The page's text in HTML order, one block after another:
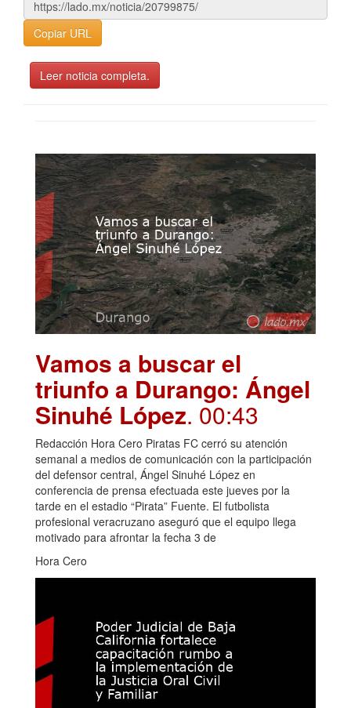
Copiar URL
Leer noticia completa.
Vamos a buscar el
triunfo a Durango: Ángel
Sinuhé López. 00:43
Redacción Hora Cero Piratas FC cerró su atención
semanal a medios de comunicación con la participación
del defensor central, Ángel Sinuhé López en
conferencia de prensa efectuada este jueves por la
tarde en el estadio “Pirata” Fuente. El futbolista
profesional veracruzano aseguró que el equipo llega
motivado para afrontar la fecha 3 de
Hora Cero